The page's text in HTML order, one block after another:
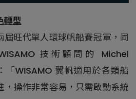
轉型
屆旺代單人環球帆船賽冠軍，同
技術顧問的 Michel
「WISAMO 翼帆適用於各類船
，操作非常容易，只需啟動系統